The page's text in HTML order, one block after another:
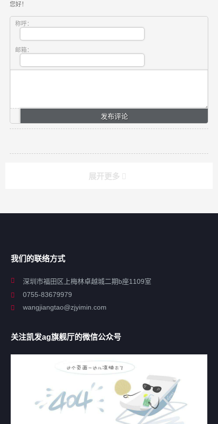
您好！
称呼：
邮箱：
展开更多
联系凯发ag旗舰厅
行业动态
我们的联络方式
深圳市福田区上梅林卓越城二期b座1109室
0755-83679979
wangjiangtao@zjyimin.com
关注凯发ag旗舰厅的微信公众号